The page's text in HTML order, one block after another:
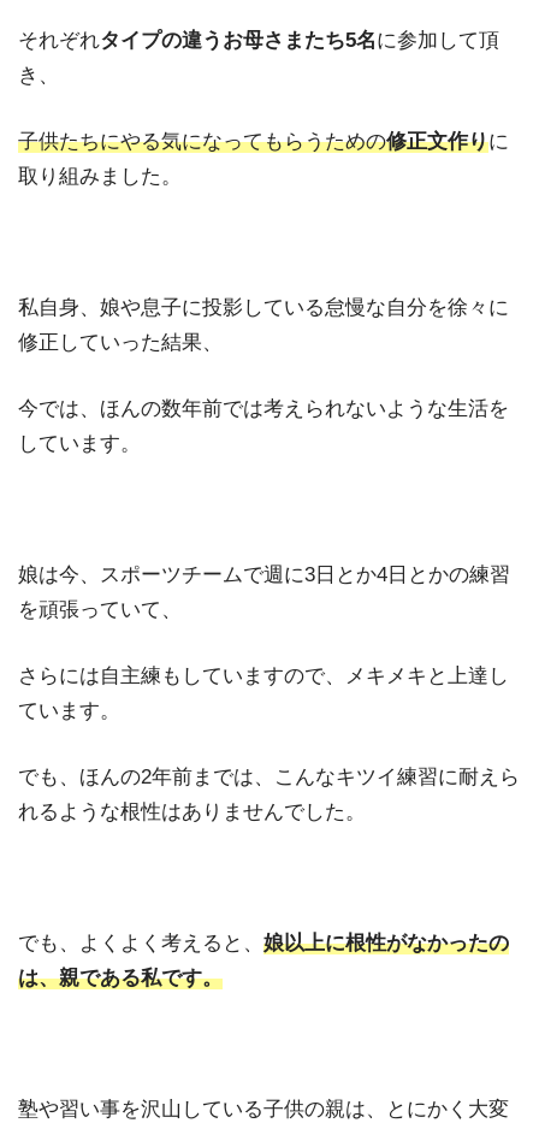
それぞれタイプの違うお母さまたち5名に参加して頂
き、
子供たちにやる気になってもらうための修正文作りに
取り組みました。
私自身、娘や息子に投影している怠慢な自分を徐々に
修正していった結果、
今では、ほんの数年前では考えられないような生活を
しています。
娘は今、スポーツチームで週に3日とか4日とかの練習
を頑張っていて、
さらには自主練もしていますので、メキメキと上達し
ています。
でも、ほんの2年前までは、こんなキツイ練習に耐えら
れるような根性はありませんでした。
でも、よくよく考えると、 娘以上に根性がなかったの
は、親である私です。
塾や習い事を沢山している子供の親は、とにかく大変